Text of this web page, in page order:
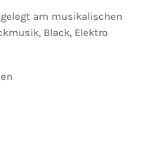
am musikalischen
Black, Elektro